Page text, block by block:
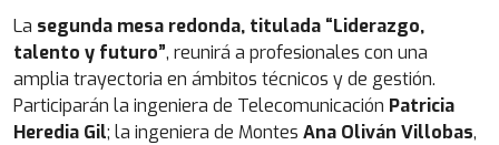
La segunda mesa redonda, titulada “Liderazgo,
talento y futuro”, reunirá a profesionales con una
amplia trayectoria en ámbitos técnicos y de gestión.
Participarán la ingeniera de Telecomunicación Patricia
Heredia Gil; la ingeniera de Montes Ana Oliván Villobas,